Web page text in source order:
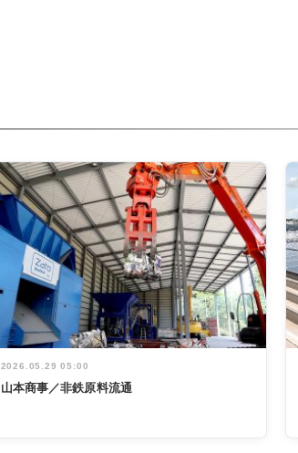
2026.05.29 05:00
山本商事／非鉄原料流通